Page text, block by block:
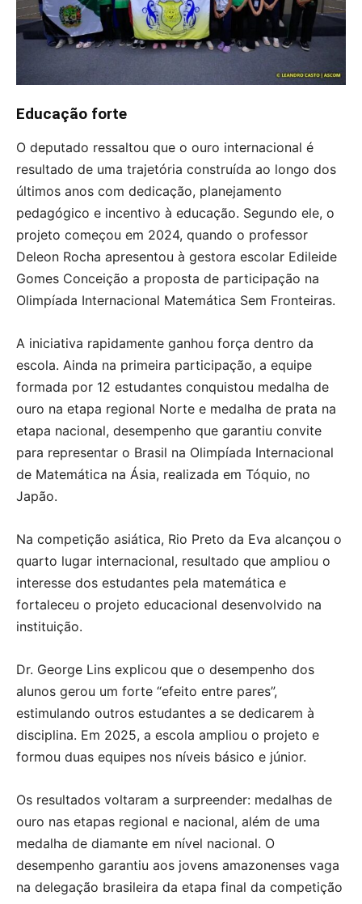
Educação forte
O deputado ressaltou que o ouro internacional é
resultado de uma trajetória construída ao longo dos
últimos anos com dedicação, planejamento
pedagógico e incentivo à educação. Segundo ele, o
projeto começou em 2024, quando o professor
Deleon Rocha apresentou à gestora escolar Edileide
Gomes Conceição a proposta de participação na
Olimpíada Internacional Matemática Sem Fronteiras.
A iniciativa rapidamente ganhou força dentro da
escola. Ainda na primeira participação, a equipe
formada por 12 estudantes conquistou medalha de
ouro na etapa regional Norte e medalha de prata na
etapa nacional, desempenho que garantiu convite
para representar o Brasil na Olimpíada Internacional
de Matemática na Ásia, realizada em Tóquio, no
Japão.
Na competição asiática, Rio Preto da Eva alcançou o
quarto lugar internacional, resultado que ampliou o
interesse dos estudantes pela matemática e
fortaleceu o projeto educacional desenvolvido na
instituição.
Dr. George Lins explicou que o desempenho dos
alunos gerou um forte “efeito entre pares”,
estimulando outros estudantes a se dedicarem à
disciplina. Em 2025, a escola ampliou o projeto e
formou duas equipes nos níveis básico e júnior.
Os resultados voltaram a surpreender: medalhas de
ouro nas etapas regional e nacional, além de uma
medalha de diamante em nível nacional. O
desempenho garantiu aos jovens amazonenses vaga
na delegação brasileira da etapa final da competição